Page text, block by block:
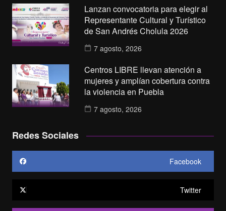
Lanzan convocatoria para elegir al
Representante Cultural y Turístico
de San Andrés Cholula 2026
7 agosto, 2026
Centros LIBRE llevan atención a
mujeres y amplían cobertura contra
la violencia en Puebla
7 agosto, 2026
Redes Sociales
Facebook
Twitter